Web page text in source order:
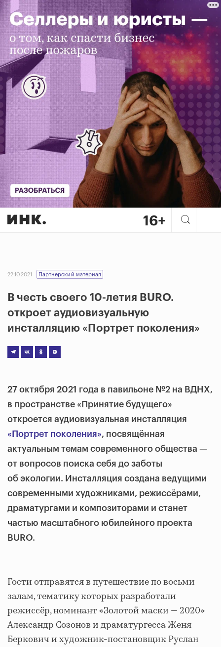
22.10.2021 Партнерский материал
В честь своего 10-летия BURO.
откроет аудиовизуальную
инсталляцию «Портрет поколения»
27 октября 2021 года в павильоне №2 на ВДНХ,
в пространстве «Принятие будущего»
откроется аудиовизуальная инсталляция
«Портрет поколения», посвящённая
актуальным темам современного общества —
от вопросов поиска себя до заботы
об экологии. Инсталляция создана ведущими
современными художниками, режиссёрами,
драматургами и композиторами и станет
частью масштабного юбилейного проекта
BURO.
Гости отправятся в путешествие по восьми
залам, тематику которых разработали
режиссёр, номинант «Золотой маски — 2020»
Александр Созонов и драматургесса Женя
Беркович и художник-постановщик Руслан